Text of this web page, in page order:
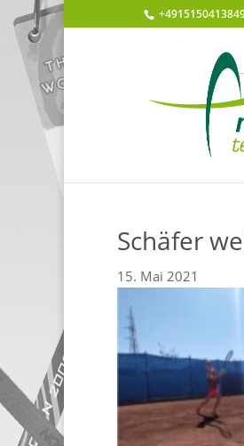
Schäfer
15. Mai 2021